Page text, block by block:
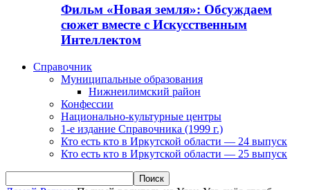
Фильм «Новая земля»: Обсуждаем
сюжет вместе с Искусственным
Интеллектом
Справочник
Муниципальные образования
Нижнеилимский район
Конфессии
Национально-культурные центры
1-е издание Справочника (1999 г.)
Кто есть кто в Иркутской области — 24 выпуск
Кто есть кто в Иркутской области — 25 выпуск